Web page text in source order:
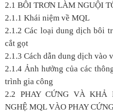
2.1 BÔI TRƠN LÀM NGUỘI
2.1.1 Khái niệm về MQL
2.1.2 Các loại dung dịch bôi
cắt gọt
2.1.3 Cách dẫn dung dịch vào
2.1.4 Ảnh hưởng của các
trình gia công
2.2 PHAY CỨNG VÀ KHẢ
NGHỆ MQL VÀO PHAY